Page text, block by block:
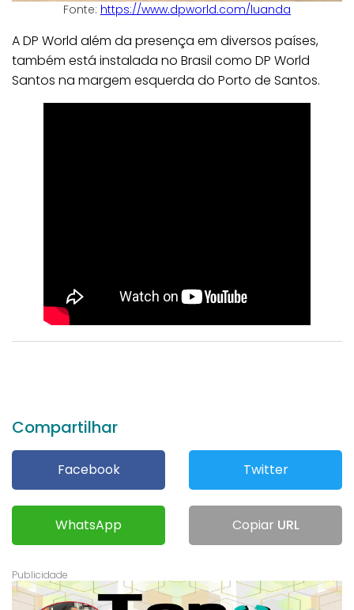
Fonte: https://www.dpworld.com/luanda
A DP World além da presença em diversos países,
também está instalada no Brasil como DP World
Santos na margem esquerda do Porto de Santos.
Compartilhar
Facebook Twitter
WhatsApp Copiar URL